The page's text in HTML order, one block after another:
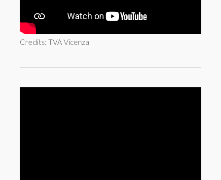
Credits: TVA Vicenza